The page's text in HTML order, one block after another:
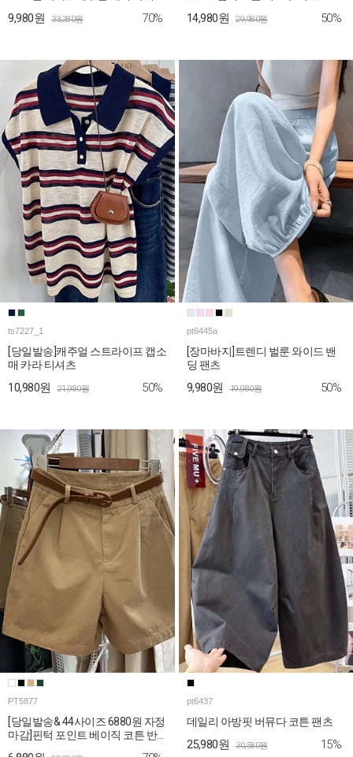
9,980원 33,280원 70% 14,980원 29,980원 50%
ts7227_1
[당일발송]캐주얼 스트라이프 캡소
매 카라 티셔츠
10,980원 21,980원 50%
pt6445a
[장마바지]트렌디 벌룬 와이드 밴
딩 팬츠
9,980원 19,980원 50%
PT5877
[당일발송& 44사이즈 6880원 자정
마감]핀턱 포인트 베이직 코튼 반
pt6437
데일리 아방핏 버뮤다 코튼 팬츠
25,980원 30,580원 15%